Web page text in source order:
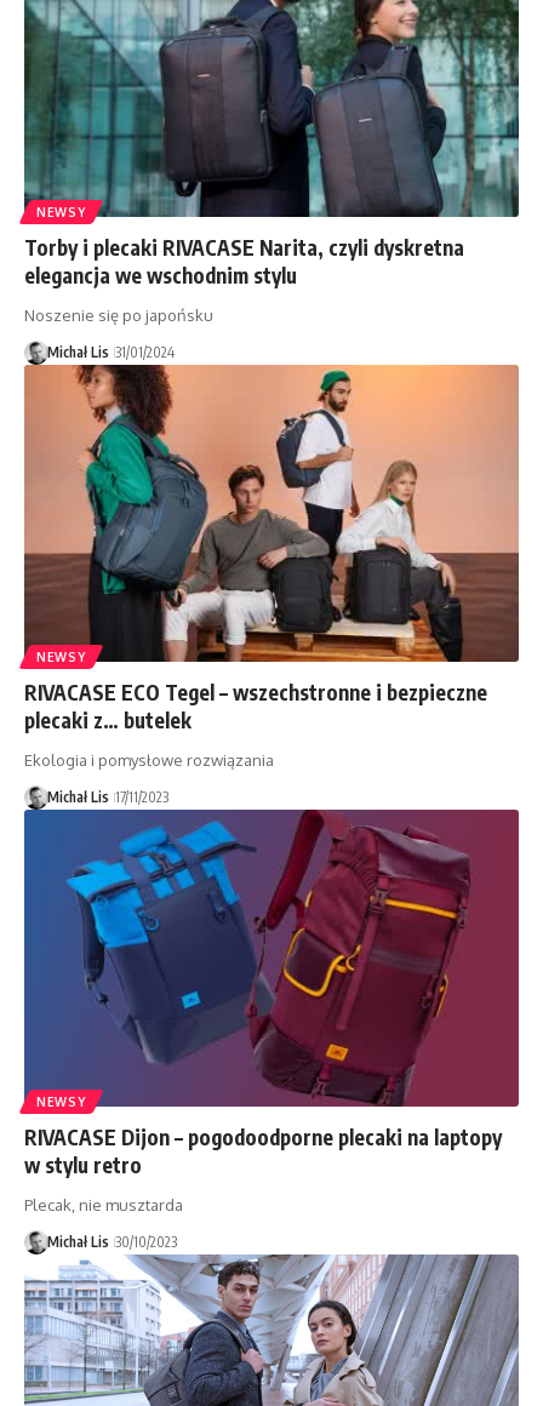
NEWSY
Torby i plecaki RIVACASE Narita, czyli dyskretna
elegancja we wschodnim stylu
Noszenie się po japońsku
Michał Lis 31/01/2024
NEWSY
RIVACASE ECO Tegel – wszechstronne i bezpieczne
plecaki z… butelek
Ekologia i pomysłowe rozwiązania
Michał Lis 17/11/2023
NEWSY
RIVACASE Dijon – pogodoodporne plecaki na laptopy
w stylu retro
Plecak, nie musztarda
Michał Lis 30/10/2023